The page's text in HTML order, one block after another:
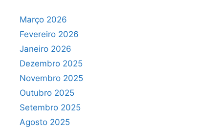
Março 2026
Fevereiro 2026
Janeiro 2026
Dezembro 2025
Novembro 2025
Outubro 2025
Setembro 2025
Agosto 2025